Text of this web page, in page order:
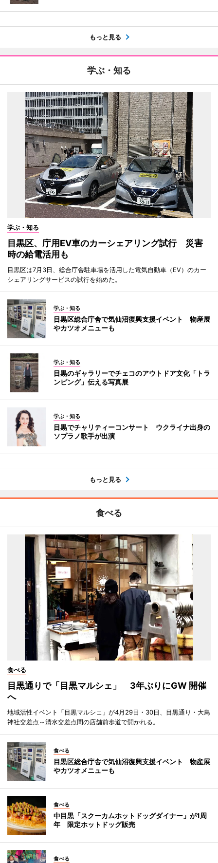
もっと見る
学ぶ・知る
学ぶ・知る
目黒区、庁用EV車のカーシェアリング試行 災害
時の給電活用も
目黒区は7月3日、総合庁舎駐車場を活用した電気自動車（EV）のカー
シェアリングサービスの試行を始めた。
学ぶ・知る
目黒区総合庁舎で気仙沼復興支援イベント 物産展
やカツオメニューも
学ぶ・知る
目黒のギャラリーでチェコのアウトドア文化「トラ
ンピング」伝える写真展
学ぶ・知る
目黒でチャリティーコンサート ウクライナ出身の
ソプラノ歌手が出演
もっと見る
食べる
食べる
目黒通りで「目黒マルシェ」 3年ぶりにGW 開催
へ
地域活性イベント「目黒マルシェ」が4月29日・30日、目黒通り・大鳥
神社交差点～清水交差点間の店舗前歩道で開かれる。
食べる
目黒区総合庁舎で気仙沼復興支援イベント 物産展
やカツオメニューも
食べる
中目黒「スクーカムホットドッグダイナー」が1周
年 限定ホットドッグ販売
食べる